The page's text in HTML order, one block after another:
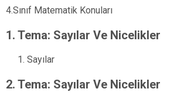
4.Sınıf Matematik Konuları
1. Tema: Sayılar Ve Nicelikler
Sayılar
2. Tema: Sayılar Ve Nicelikler